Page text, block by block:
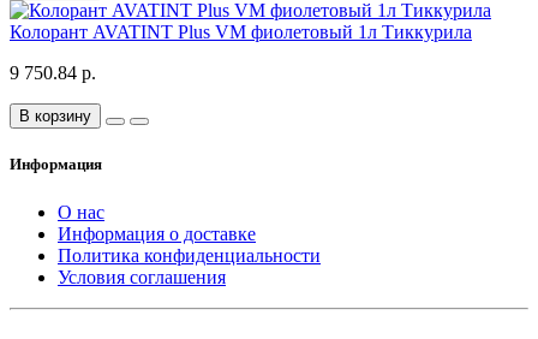
Колорант AVATINT Plus VM фиолетовый 1л Тиккурила
9 750.84 р.
В корзину
Информация
О нас
Информация о доставке
Политика конфиденциальности
Условия соглашения